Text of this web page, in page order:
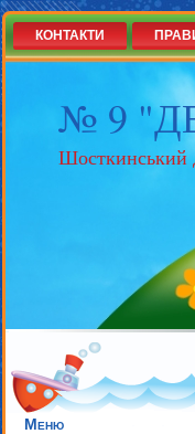
№ 9
Шосткинський
КОНТАКТИ
Меню